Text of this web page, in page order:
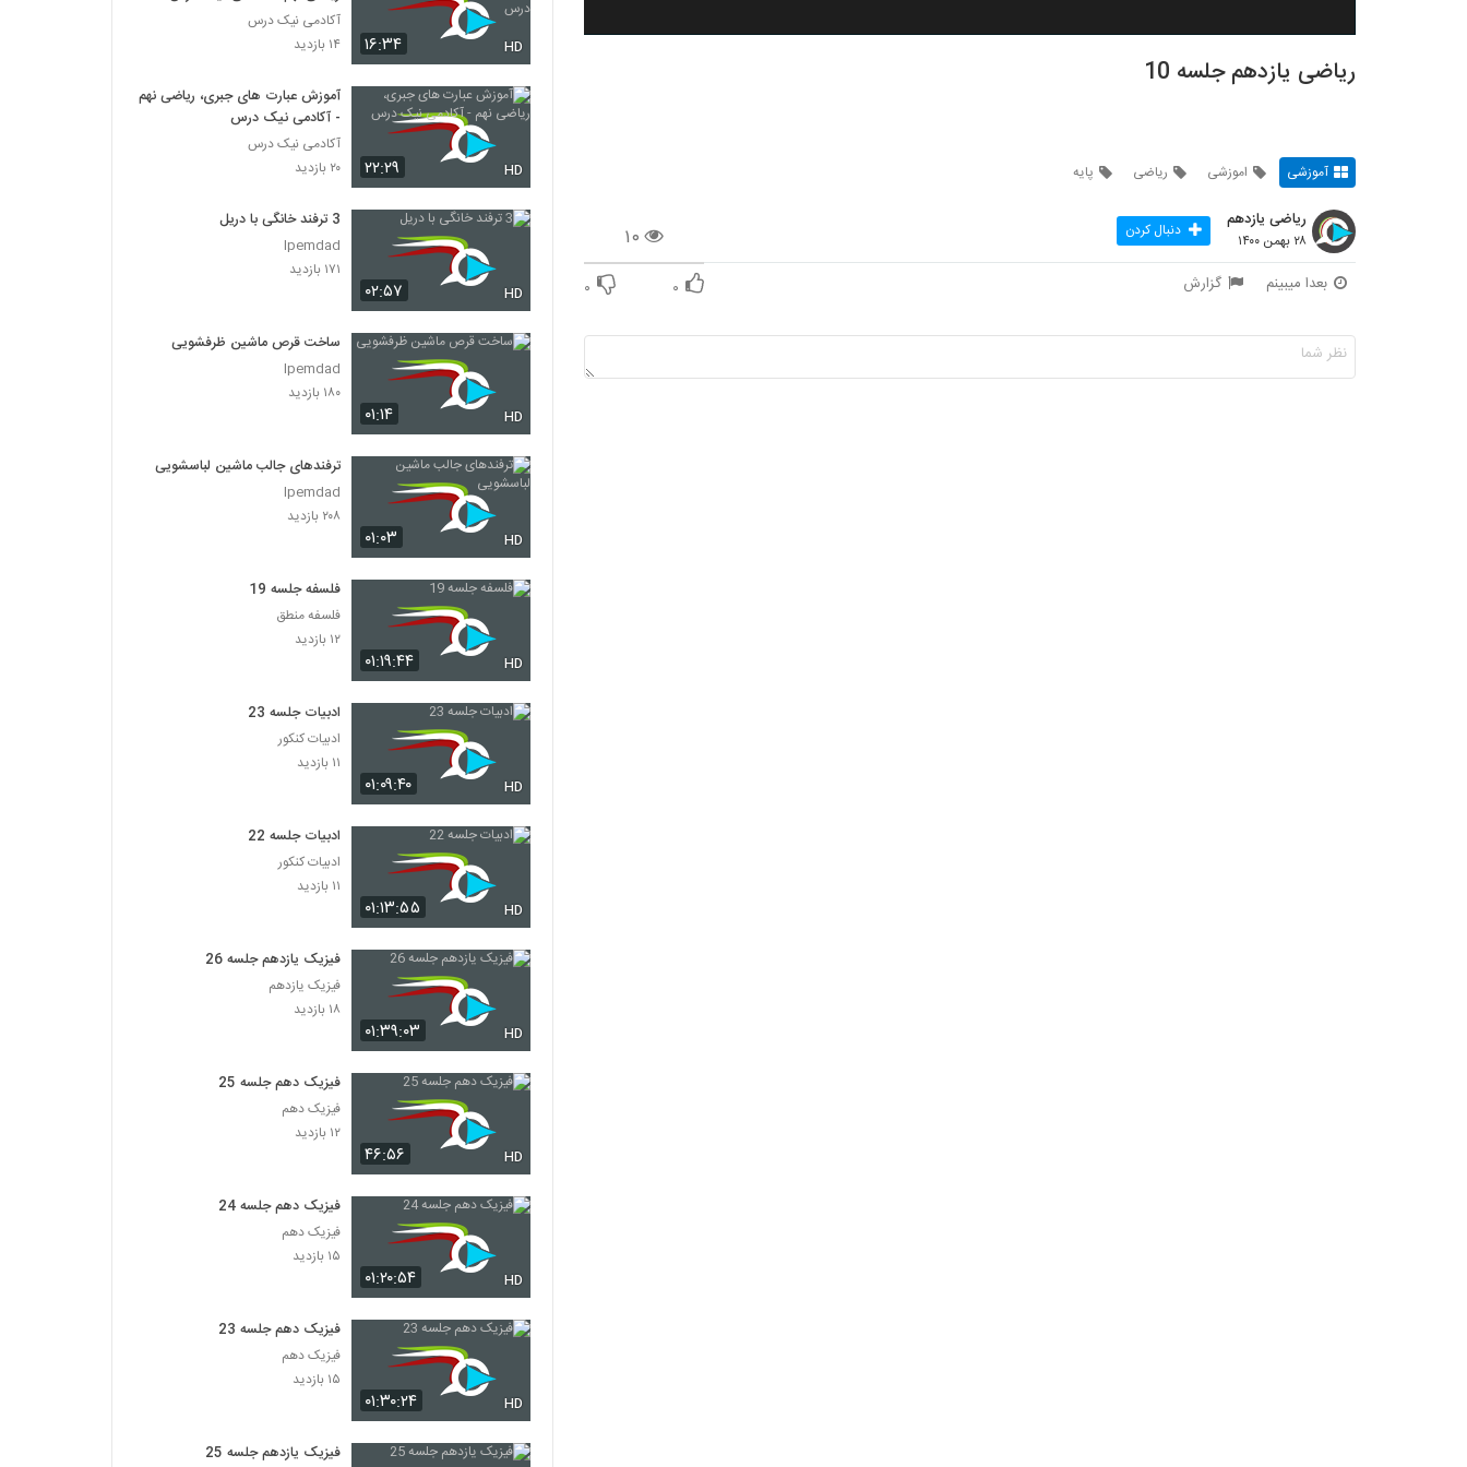
ریاضی یازدهم جلسه 10
آموزشی اموزشی ریاضی پایه
۱۰
ریاضی یازدهم
۲۸ بهمن ۱۴۰۰ دنبال کردن
بعدا میبینم گزارش ۰ ۰
۱۶:۳۴ HD
آکادمی نیک درس
۱۴ بازدید
۲۲:۲۹ HD
آموزش عبارت های جبری، ریاضی نهم
- آکادمی نیک درس
آکادمی نیک درس
۲۰ بازدید
۰۲:۵۷ HD
3 ترفند خانگی با دریل
Ipemdad
۱۷۱ بازدید
۰۱:۱۴ HD
ساخت قرص ماشین ظرفشویی
Ipemdad
۱۸۰ بازدید
۰۱:۰۳ HD
ترفندهای جالب ماشین لباسشویی
Ipemdad
۲۰۸ بازدید
۰۱:۱۹:۴۴ HD
فلسفه جلسه 19
فلسفه منطق
۱۲ بازدید
۰۱:۰۹:۴۰ HD
ادبیات جلسه 23
ادبیات کنکور
۱۱ بازدید
۰۱:۱۳:۵۵ HD
ادبیات جلسه 22
ادبیات کنکور
۱۱ بازدید
۰۱:۳۹:۰۳ HD
فیزیک یازدهم جلسه 26
فیزیک یازدهم
۱۸ بازدید
۴۶:۵۶ HD
فیزیک دهم جلسه 25
فیزیک دهم
۱۲ بازدید
۰۱:۲۰:۵۴ HD
فیزیک دهم جلسه 24
فیزیک دهم
۱۵ بازدید
۰۱:۳۰:۲۴ HD
فیزیک دهم جلسه 23
فیزیک دهم
۱۵ بازدید
فیزیک یازدهم جلسه 25